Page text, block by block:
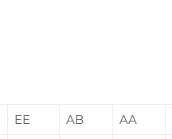
EE AB AA